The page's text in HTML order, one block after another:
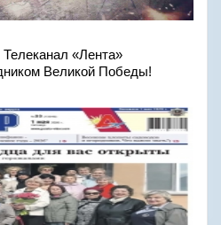
«Лента»
Великой Победы!